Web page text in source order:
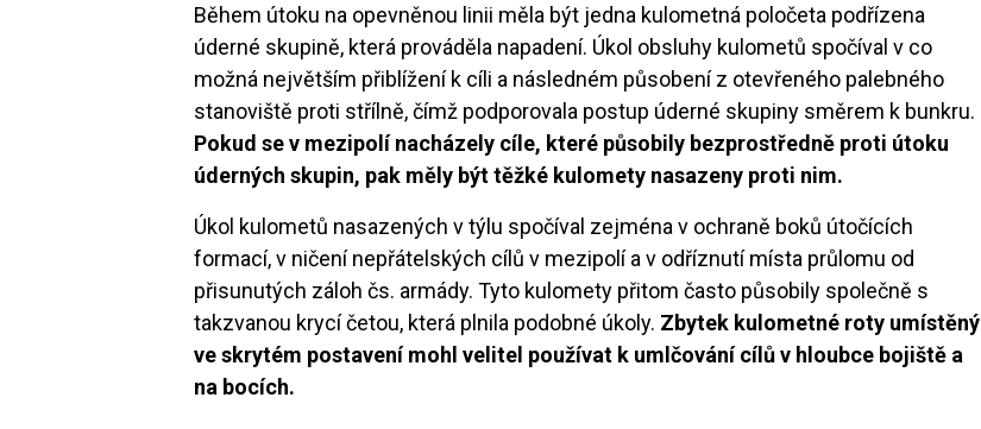
Během útoku na opevněnou linii měla být jedna kulometná poločeta podřízena
úderné skupině, která prováděla napadení. Úkol obsluhy kulometů spočíval v co
možná největším přiblížení k cíli a následném působení z otevřeného palebného
stanoviště proti střílně, čímž podporovala postup úderné skupiny směrem k bunkru.
Pokud se v mezipolí nacházely cíle, které působily bezprostředně proti útoku
úderných skupin, pak měly být těžké kulomety nasazeny proti nim.
Úkol kulometů nasazených v týlu spočíval zejména v ochraně boků útočících
formací, v ničení nepřátelských cílů v mezipolí a v odříznutí místa průlomu od
přisunutých záloh čs. armády. Tyto kulomety přitom často působily společně s
takzvanou krycí četou, která plnila podobné úkoly. Zbytek kulometné roty umístěný
ve skrytém postavení mohl velitel používat k umlčování cílů v hloubce bojiště a
na bocích.